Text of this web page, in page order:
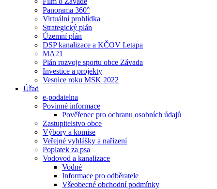
Panorama 360°
Virtuální prohlídka
Strategický plán
Územní plán
DSP kanalizace a KČOV I.etapa
MA21
Plán rozvoje sportu obce Závada
Investice a projekty
Vesnice roku MSK 2022
Úřad
e-podatelna
Povinné informace
Pověřenec pro ochranu osobních údajů
Zastupitelstvo obce
Výbory a komise
Veřejné vyhlášky a nařízení
Poplatek za psa
Vodovod a kanalizace
Vodné
Informace pro odběratele
Všeobecné obchodní podmínky